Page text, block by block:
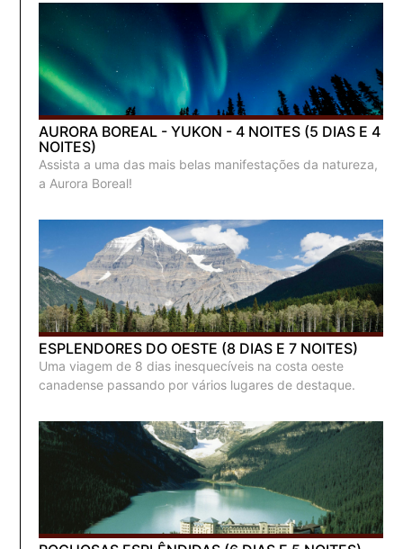
AURORA BOREAL - YUKON - 4 NOITES (5 DIAS E 4
NOITES)
Assista a uma das mais belas manifestações da natureza,
a Aurora Boreal!
ESPLENDORES DO OESTE (8 DIAS E 7 NOITES)
Uma viagem de 8 dias inesquecíveis na costa oeste
canadense passando por vários lugares de destaque.